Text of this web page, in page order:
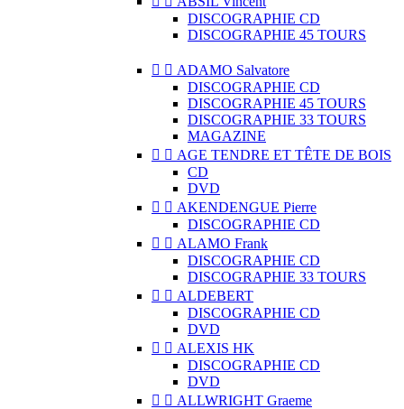
DISCOGRAPHIE CD
DISCOGRAPHIE 45 TOURS
  ADAMO Salvatore
DISCOGRAPHIE CD
DISCOGRAPHIE 45 TOURS
DISCOGRAPHIE 33 TOURS
MAGAZINE
  AGE TENDRE ET TÊTE DE BOIS
CD
DVD
  AKENDENGUE Pierre
DISCOGRAPHIE CD
  ALAMO Frank
DISCOGRAPHIE CD
DISCOGRAPHIE 33 TOURS
  ALDEBERT
DISCOGRAPHIE CD
DVD
  ALEXIS HK
DISCOGRAPHIE CD
DVD
  ALLWRIGHT Graeme